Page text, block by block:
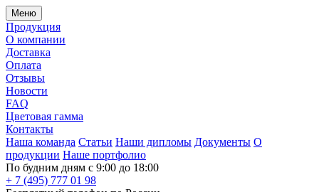
Меню
Продукция
О компании
Доставка
Оплата
Отзывы
Новости
FAQ
Цветовая гамма
Контакты
Наша команда Статьи Наши дипломы Документы О
продукции Наше портфолио
По будним дням с 9:00 до 18:00
+ 7 (495) 777 01 98